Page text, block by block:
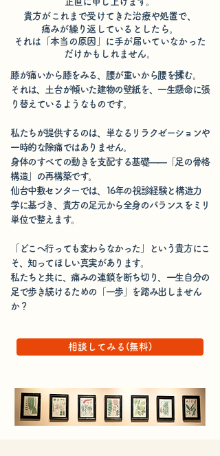
貴方がこれまで受けてきた治療や処置で、
痛みが繰り返しているとしたら。
それは「本当の原因」に手が届いていなかった
だけかもしれません。
膝が痛いから膝をみる、腰が重いから腰を揉む。
それは、土台が傾いた建物の壁紙を、一生懸命に張
り替えているようなものです。
私たちが提供するのは、単なるリラクゼーションや
一時的な除痛ではありません。
身体のすべての動きを支配する基礎——「足の骨格
構造」の再構築です。
仙台中敷センターでは、16年の視診経験と構造力
学に基づき、貴方の足元から全身のバランスをミリ
単位で整えます。
「どこへ行っても変わらなかった」という貴方にこ
そ、知ってほしい真実があります。
私たちと共に、痛みの連鎖を断ち切り、一生自分の
足で歩き続けるための「一歩」を踏み出しません
か？
相談してみる(無料)